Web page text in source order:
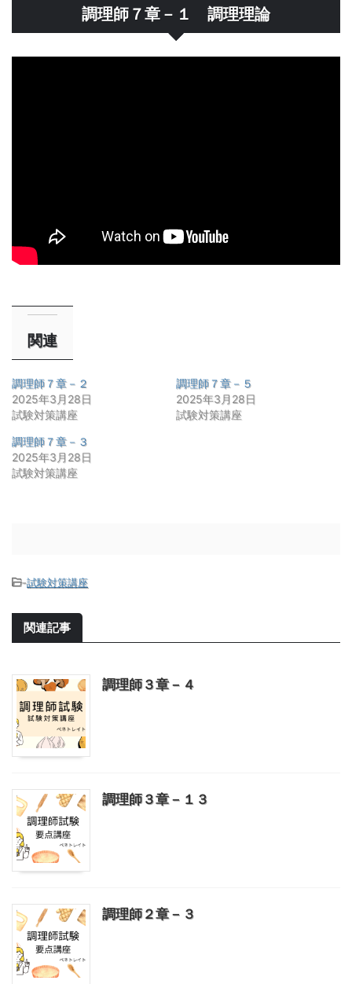
調理師７章－１ 調理理論
関連
調理師７章－２
2025年3月28日
試験対策講座
調理師７章－５
2025年3月28日
試験対策講座
調理師７章－３
2025年3月28日
試験対策講座
-試験対策講座
関連記事
調理師３章－４
調理師３章－１３
調理師２章－３